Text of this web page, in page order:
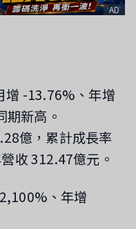
AD
增 -13.76%、年增
期新高 。
億，累計成長率
收 312.47億元。
、年增